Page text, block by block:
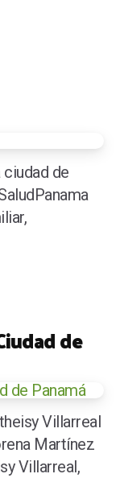
de
de
Villarreal
Martínez
Villarreal,